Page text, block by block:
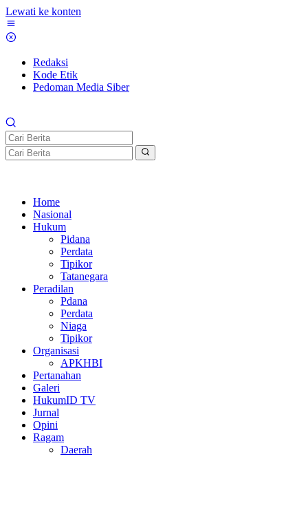
Lewati ke konten
Redaksi
Kode Etik
Pedoman Media Siber
Home
Nasional
Hukum
Pidana
Perdata
Tipikor
Tatanegara
Peradilan
Pdana
Perdata
Niaga
Tipikor
Organisasi
APKHBI
Pertanahan
Galeri
HukumID TV
Jurnal
Opini
Ragam
Daerah